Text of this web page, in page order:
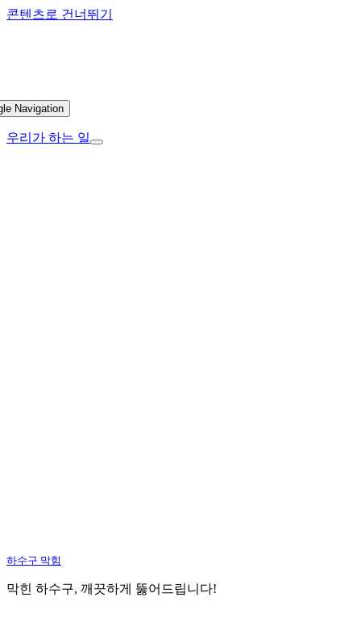
콘텐츠로 건너뛰기
Navigation
우리가 하는 일
하수구 막힘
막힌 하수구, 깨끗하게 뚫어드립니다!